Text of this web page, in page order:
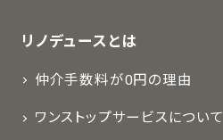
リノデュースとは
仲介手数料が0円の理由
ワンストップサービスについて